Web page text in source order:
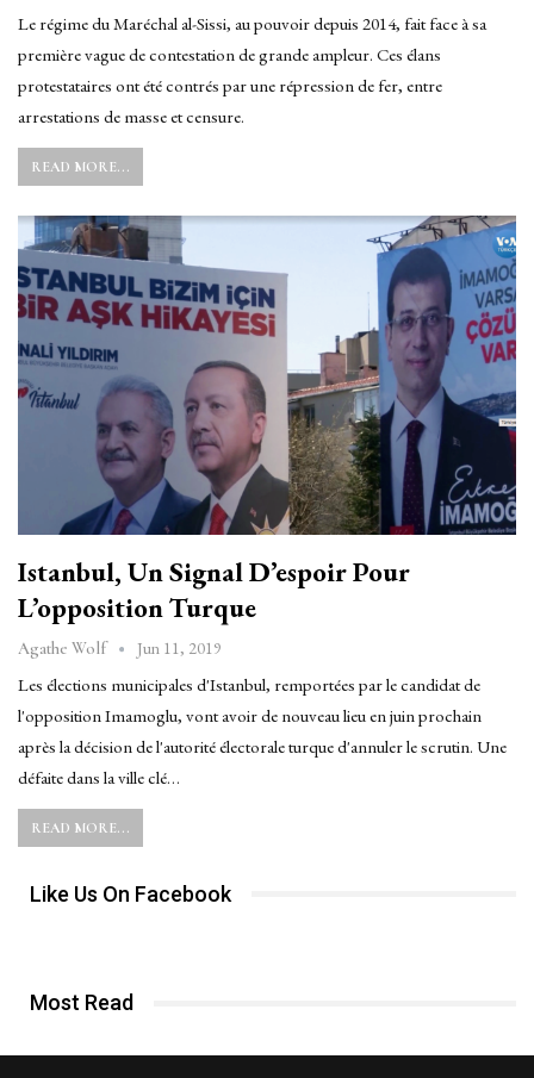
Le régime du Maréchal al-Sissi, au pouvoir depuis 2014, fait face à sa
première vague de contestation de grande ampleur. Ces élans
protestataires ont été contrés par une répression de fer, entre
arrestations de masse et censure.
READ MORE...
Istanbul, Un Signal D’espoir Pour
L’opposition Turque
Agathe Wolf Jun 11, 2019
Les élections municipales d'Istanbul, remportées par le candidat de
l'opposition Imamoglu, vont avoir de nouveau lieu en juin prochain
après la décision de l'autorité électorale turque d'annuler le scrutin. Une
défaite dans la ville clé…
READ MORE...
Like Us On Facebook
Most Read